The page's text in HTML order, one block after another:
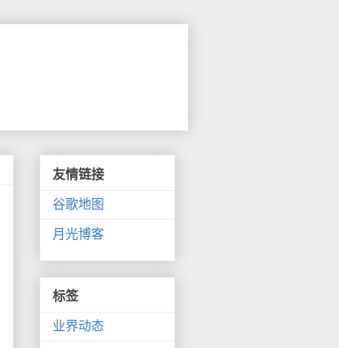
友情链接
谷歌地图
月光博客
标签
业界动态